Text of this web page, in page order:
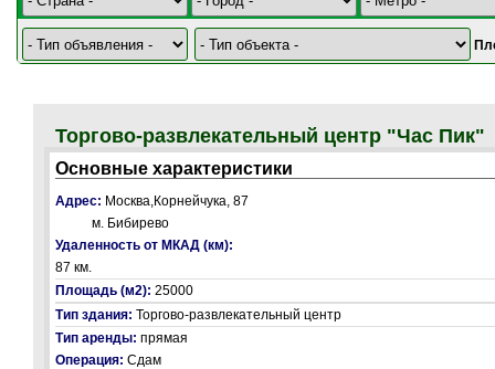
Торгово-развлекательный центр "Час Пик"
Основные характеристики
Адрес: Москва,Корнейчука, 87
м. Бибирево
Удаленность от МКАД (км):
87 км.
Площадь (м2): 25000
Тип здания: Торгово-развлекательный центр
Тип аренды: прямая
Операция: Сдам